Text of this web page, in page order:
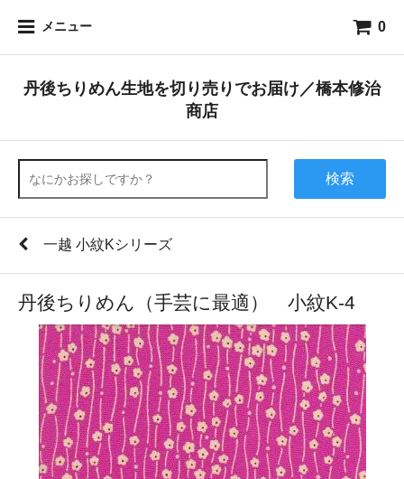
メニュー 0
丹後ちりめん生地を切り売りでお届け／橋本修治
商店
検索
一越 小紋Kシリーズ
丹後ちりめん（手芸に最適） 小紋K-4